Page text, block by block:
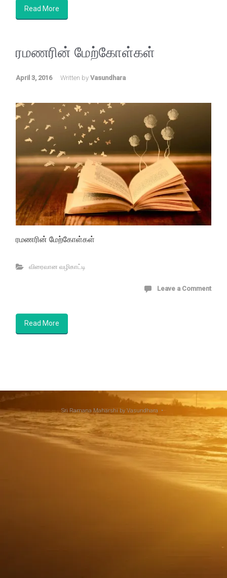
Read More
ரமணரின் மேற்கோள்கள்
April 3, 2016 Written by Vasundhara
ரமணரின் மேற்கோள்கள்
விரைவான வழிகாட்டி
Leave a Comment
Read More
Sri Ramana Maharshi by Vasundhara •